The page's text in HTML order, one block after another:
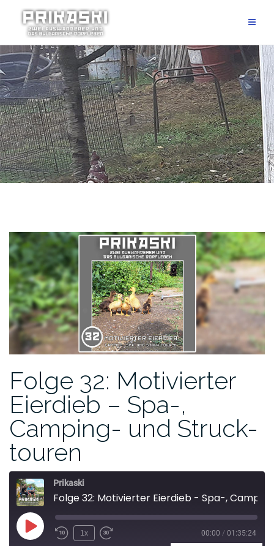
Folge 32: Motivierter
Eierdieb – Spa-,
Camping- und Struck-
touren
Prikaski
1x 00:00 / 01:35:24